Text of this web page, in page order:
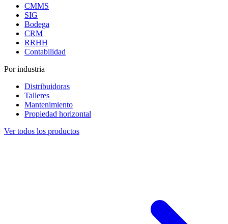
CMMS
SIG
Bodega
CRM
RRHH
Contabilidad
Por industria
Distribuidoras
Talleres
Mantenimiento
Propiedad horizontal
Ver todos los productos